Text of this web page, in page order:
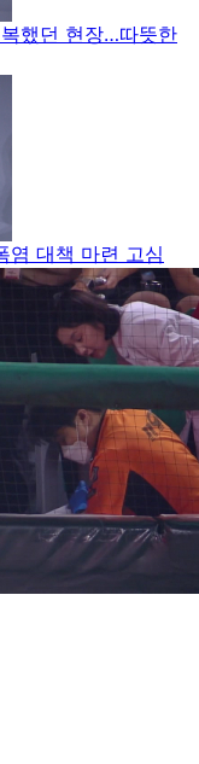
했던 현장…따뜻한
염 대책 마련 고심